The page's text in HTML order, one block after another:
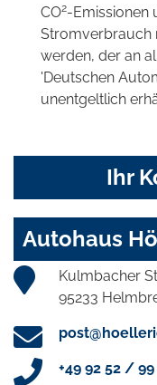
CO2-Emissionen
Stromverbrauch
werden, der an
'Deutschen
unentgeltlich
Ihr
Autohaus
Kulmbacher
95233
+49 92 52 /